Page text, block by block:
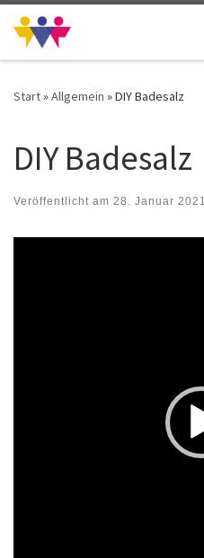
Zum Inhalt springen
Start»Allgemein »DIY Badesalz
DIY Badesalz
Veröffentlicht am 28. Januar 2021